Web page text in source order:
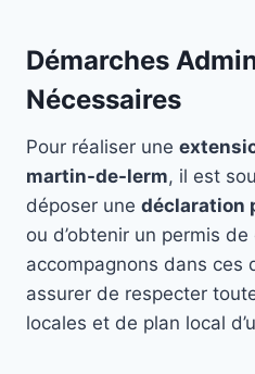
Démarches
Nécessaires
Pour réaliser une
martin-de-lerm, il est
déposer une déclaration
ou d’obtenir un permis
accompagnons dans ces
assurer de respecter
locales et de plan local